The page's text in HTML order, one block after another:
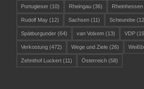
Portugieser(10) Rheingau(36) Rheinhessen
Rudolf May(12) Sachsen(11) Scheurebe
Spätburgunder(64) van Volxem(13) VDP
Verkostung(472) Wege und Ziele(26)
Zehnthof Luckert(11) Österreich(58)